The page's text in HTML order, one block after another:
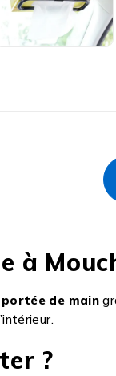
à
de main
?